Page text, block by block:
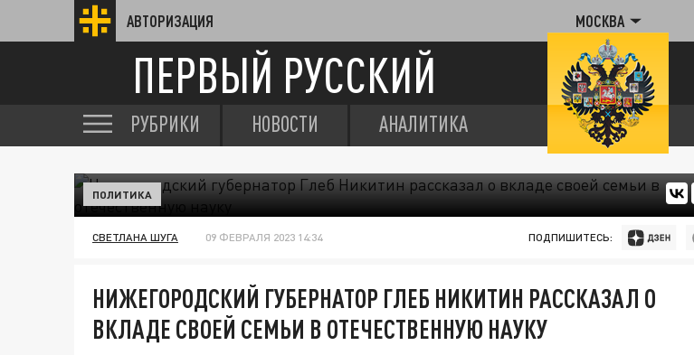
АВТОРИЗАЦИЯ МОСКВА
ПЕРВЫЙ РУССКИЙ
РУБРИКИ НОВОСТИ АНАЛИТИКА
ПОЛИТИКА
СВЕТЛАНА ШУГА 09 ФЕВРАЛЯ 2023 14:34 ПОДПИШИТЕСЬ:
НИЖЕГОРОДСКИЙ ГУБЕРНАТОР ГЛЕБ НИКИТИН РАССКАЗАЛ О
ВКЛАДЕ СВОЕЙ СЕМЬИ В ОТЕЧЕСТВЕННУЮ НАУКУ